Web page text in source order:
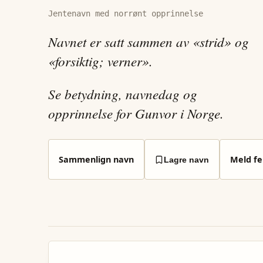
Jentenavn med norrønt opprinnelse
Navnet er satt sammen av «strid» og
«forsiktig; verner».
Se betydning, navnedag og
opprinnelse for Gunvor i Norge.
Sammenlign navn Lagre navn Meld